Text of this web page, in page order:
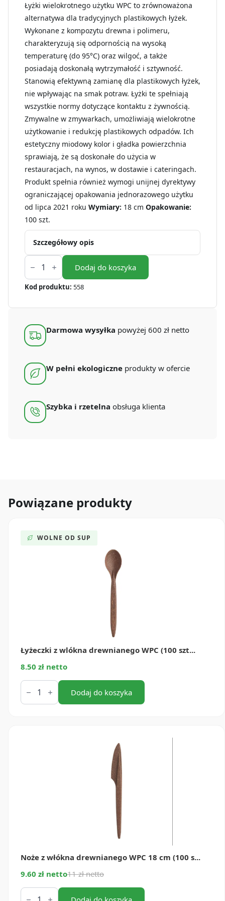
Łyżki wielokrotnego użytku WPC to zrównoważona
alternatywa dla tradycyjnych plastikowych łyżek.
Wykonane z kompozytu drewna i polimeru,
charakteryzują się odpornością na wysoką
temperaturę (do 95°C) oraz wilgoć, a także
posiadają doskonałą wytrzymałość i sztywność.
Stanowią efektywną zamianę dla plastikowych łyżek,
nie wpływając na smak potraw. Łyżki te spełniają
wszystkie normy dotyczące kontaktu z żywnością.
Zmywalne w zmywarkach, umożliwiają wielokrotne
użytkowanie i redukcję plastikowych odpadów. Ich
estetyczny miodowy kolor i gładka powierzchnia
sprawiają, że są doskonałe do użycia w
restauracjach, na wynos, w dostawie i cateringach.
Produkt spełnia również wymogi unijnej dyrektywy
ograniczającej opakowania jednorazowego użytku
od lipca 2021 roku Wymiary: 18 cm Opakowanie:
100 szt.
Szczegółowy opis
ilość
Łyżki
z
włókna
drewnianego
18
(100
szt.)
Dodaj do koszyka
Kod produktu: 558
Darmowa wysyłka powyżej 600 zł netto
W pełni ekologiczne produkty w ofercie
Szybka i rzetelna obsługa klienta
Powiązane produkty
WOLNE OD SUP
Łyżeczki z wlókna drewnianego WPC (100 szt...
8.50 zł netto
ilość
Łyżeczki
z
wlókna
Dodaj do koszyka
Noże z włókna drewnianego WPC 18 cm (100 s...
9.60 zł netto11 zł netto
ilość